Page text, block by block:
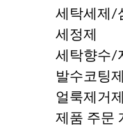
세탁세제/
세정제
세탁향수/
발수코팅제
얼룩제거
제품 주문